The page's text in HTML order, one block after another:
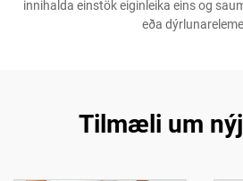
innihalda einstök eiginleika eins og
eða
Tilmæli um